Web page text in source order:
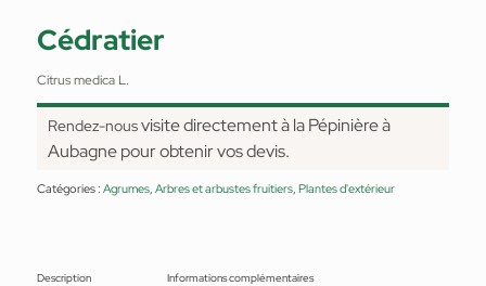
Cédratier
Citrus medica L.
Rendez-nousvisite directement à la Pépinière à
Aubagne pour obtenir vos devis.
Catégories : Agrumes, Arbres et arbustes fruitiers, Plantes d'extérieur
Description Informations complémentaires